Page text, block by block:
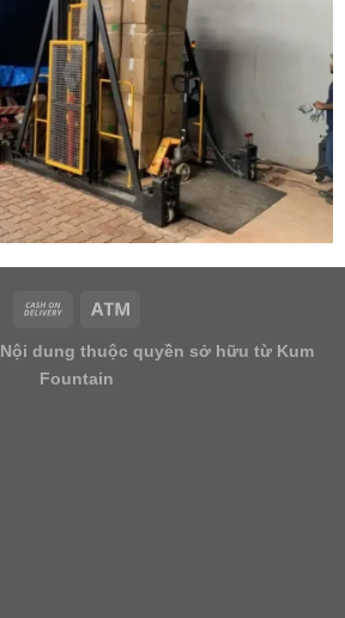
Nội dung thuộc quyền sở hữu từ Kum
Fountain